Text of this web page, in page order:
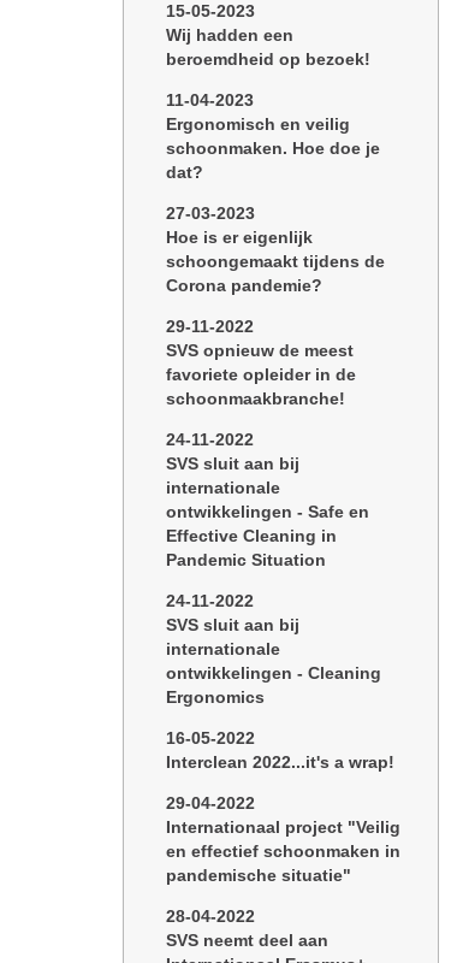
15-05-2023
Wij hadden een
beroemdheid op bezoek!
11-04-2023
Ergonomisch en veilig
schoonmaken. Hoe doe je
dat?
27-03-2023
Hoe is er eigenlijk
schoongemaakt tijdens de
Corona pandemie?
29-11-2022
SVS opnieuw de meest
favoriete opleider in de
schoonmaakbranche!
24-11-2022
SVS sluit aan bij
internationale
ontwikkelingen - Safe en
Effective Cleaning in
Pandemic Situation
24-11-2022
SVS sluit aan bij
internationale
ontwikkelingen - Cleaning
Ergonomics
16-05-2022
Interclean 2022...it's a wrap!
29-04-2022
Internationaal project "Veilig
en effectief schoonmaken in
pandemische situatie"
28-04-2022
SVS neemt deel aan